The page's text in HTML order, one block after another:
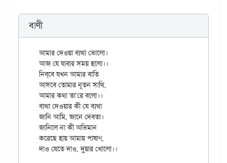
বাণী
আমার দেওয়া ব্যথা ভোলো।
আজ যে যাবার সময় হলো।।
নিব্‌বে যখন আমার বাতি
আসবে তোমার নূতন সাথি,
আমার কথা তা'রে বলো।।
ব্যথা দেওয়ার কী যে ব্যথা
জানি আমি, জানে দেবতা।
জানিলে না কী অভিমান
করেছে হায় আমায় পাষাণ,